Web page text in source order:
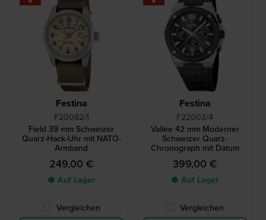
Festina
F20082/1
Field 39 mm Schweizer
Quarz-Hack-Uhr mit NATO-
Armband
249,00 €
● Auf Lager
Vergleichen
Festina
F22003/4
Vallée 42 mm Moderner
Schweizer Quarz-
Chronograph mit Datum
399,00 €
● Auf Lager
Vergleichen